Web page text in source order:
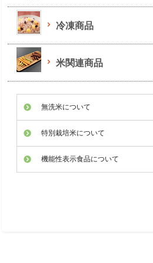
冷凍商品
米関連商品
無洗米について
特別栽培米について
機能性表示食品について